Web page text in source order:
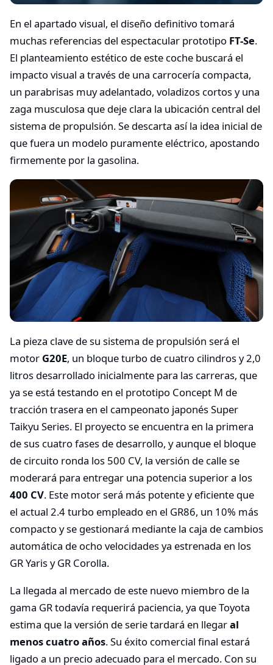
En el apartado visual, el diseño definitivo tomará
muchas referencias del espectacular prototipo FT-Se.
El planteamiento estético de este coche buscará el
impacto visual a través de una carrocería compacta,
un parabrisas muy adelantado, voladizos cortos y una
zaga musculosa que deje clara la ubicación central del
sistema de propulsión. Se descarta así la idea inicial de
que fuera un modelo puramente eléctrico, apostando
firmemente por la gasolina.
La pieza clave de su sistema de propulsión será el
motor G20E, un bloque turbo de cuatro cilindros y 2,0
litros desarrollado inicialmente para las carreras, que
ya se está testando en el prototipo Concept M de
tracción trasera en el campeonato japonés Super
Taikyu Series. El proyecto se encuentra en la primera
de sus cuatro fases de desarrollo, y aunque el bloque
de circuito ronda los 500 CV, la versión de calle se
moderará para entregar una potencia superior a los
400 CV. Este motor será más potente y eficiente que
el actual 2.4 turbo empleado en el GR86, un 10% más
compacto y se gestionará mediante la caja de cambios
automática de ocho velocidades ya estrenada en los
GR Yaris y GR Corolla.
La llegada al mercado de este nuevo miembro de la
gama GR todavía requerirá paciencia, ya que Toyota
estima que la versión de serie tardará en llegaral
menos cuatro años. Su éxito comercial final estará
ligado a un precio adecuado para el mercado. Con su